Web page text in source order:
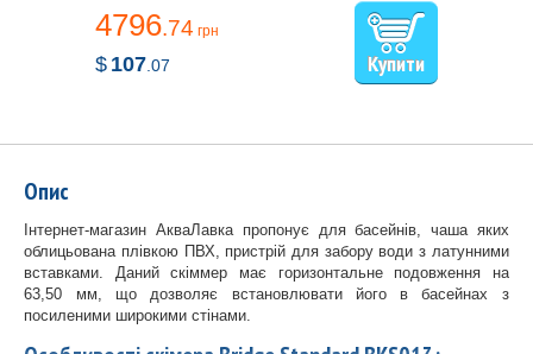
4796.74 грн
$ 107 .07
Опис
Інтернет-магазин АкваЛавка пропонує для басейнів, чаша яких
облицьована плівкою ПВХ, пристрій для забору води з латунними
вставками. Даний скіммер має горизонтальне подовження на
63,50 мм, що дозволяє встановлювати його в басейнах з
посиленими широкими стінами.